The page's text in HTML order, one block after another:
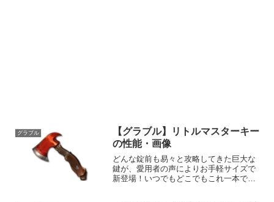
グラブル
【グラブル】リトルマスターキー
の性能・画像
どんな錠前も易々と攻略してきた巨大な
鍵が、愛用者の声によりお手軽サイズで
新登場！いつでもどこでもこれ一本で、